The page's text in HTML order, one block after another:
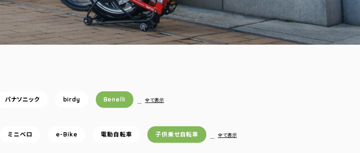
パナソニック birdy Benelli … 全て表示
ミニベロ e-Bike 電動自転車 子供乗せ自転車 … 全て表示